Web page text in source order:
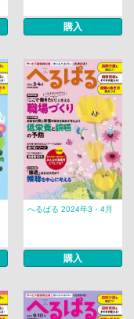
購入
へるぱる 2024年3・4月
購入